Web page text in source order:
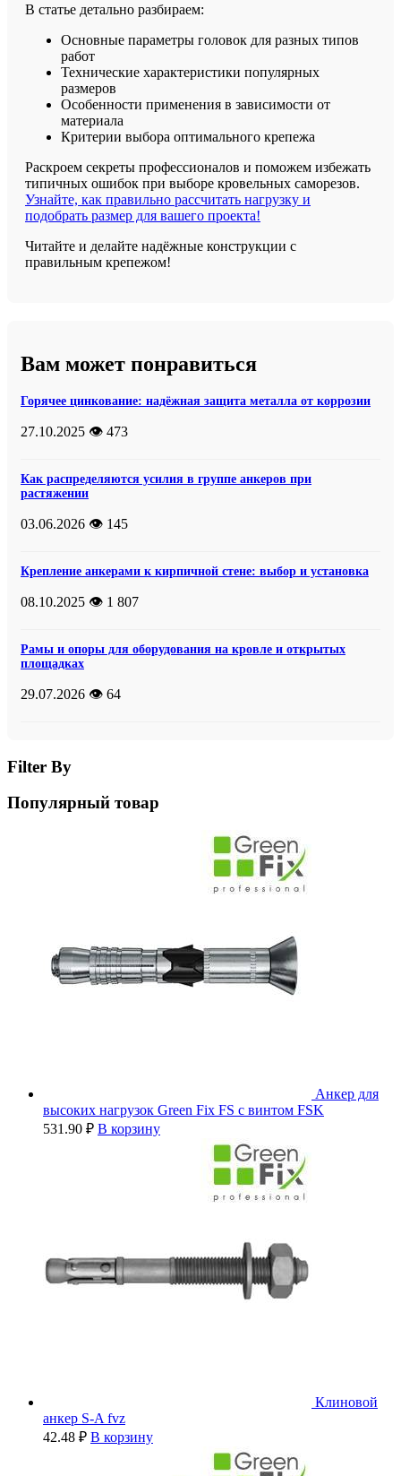
В статье детально разбираем:
Основные параметры головок для разных типов
работ
Технические характеристики популярных
размеров
Особенности применения в зависимости от
материала
Критерии выбора оптимального крепежа
Раскроем секреты профессионалов и поможем избежать
типичных ошибок при выборе кровельных саморезов.
Узнайте, как правильно рассчитать нагрузку и
подобрать размер для вашего проекта!
Читайте и делайте надёжные конструкции с
правильным крепежом!
Вам может понравиться
Горячее цинкование: надёжная защита металла от коррозии
27.10.2025 👁️ 473
Как распределяются усилия в группе анкеров при
растяжении
03.06.2026 👁️ 145
Крепление анкерами к кирпичной стене: выбор и установка
08.10.2025 👁️ 1 807
Рамы и опоры для оборудования на кровле и открытых
площадках
29.07.2026 👁️ 64
Filter By
Популярный товар
Анкер для
высоких нагрузок Green Fix FS с винтом FSK
531.90 ₽ В корзину
Клиновой
анкер S-A fvz
42.48 ₽ В корзину